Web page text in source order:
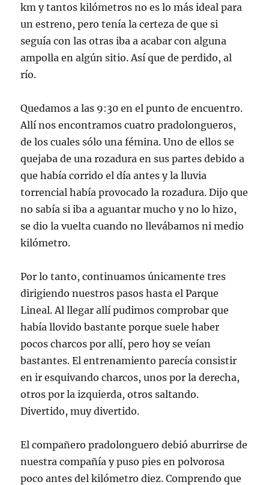
km y tantos kilómetros no es lo más ideal para
un estreno, pero tenía la certeza de que si
seguía con las otras iba a acabar con alguna
ampolla en algún sitio. Así que de perdido, al
río.
Quedamos a las 9:30 en el punto de encuentro.
Allí nos encontramos cuatro pradolongueros,
de los cuales sólo una fémina. Uno de ellos se
quejaba de una rozadura en sus partes debido a
que había corrido el día antes y la lluvia
torrencial había provocado la rozadura. Dijo que
no sabía si iba a aguantar mucho y no lo hizo,
se dio la vuelta cuando no llevábamos ni medio
kilómetro.
Por lo tanto, continuamos únicamente tres
dirigiendo nuestros pasos hasta el Parque
Lineal. Al llegar allí pudimos comprobar que
había llovido bastante porque suele haber
pocos charcos por allí, pero hoy se veían
bastantes. El entrenamiento parecía consistir
en ir esquivando charcos, unos por la derecha,
otros por la izquierda, otros saltando.
Divertido, muy divertido.
El compañero pradolonguero debió aburrirse de
nuestra compañía y puso pies en polvorosa
poco antes del kilómetro diez. Comprendo que